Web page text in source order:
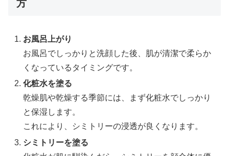
方
お風呂上がり
お風呂でしっかりと洗顔した後、肌が清潔で柔らか
くなっているタイミングです。
化粧水を塗る
乾燥肌や乾燥する季節には、まず化粧水でしっかり
と保湿します。
これにより、シミトリーの浸透が良くなります。
シミトリーを塗る